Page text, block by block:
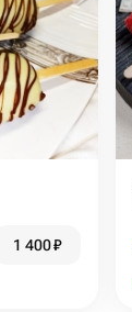
1 400₽